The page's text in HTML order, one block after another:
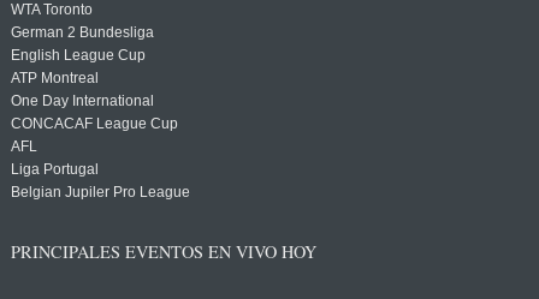
WTA Toronto
German 2 Bundesliga
English League Cup
ATP Montreal
One Day International
CONCACAF League Cup
AFL
Liga Portugal
Belgian Jupiler Pro League
PRINCIPALES EVENTOS EN VIVO HOY